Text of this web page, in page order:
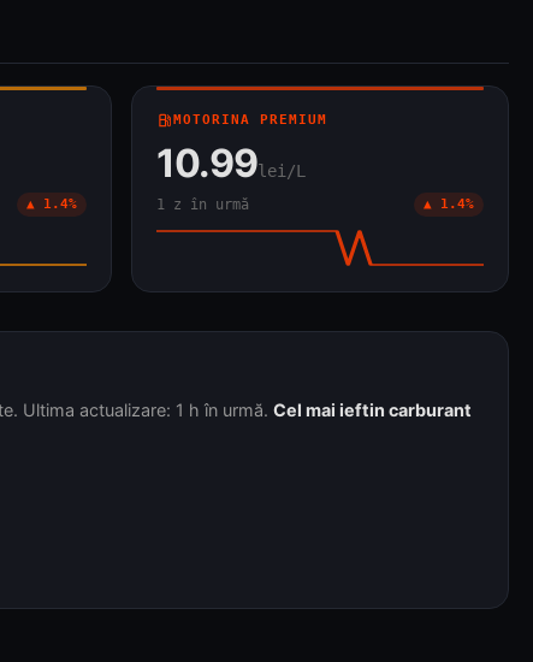
▲ 1.4%
local_gas_stationMOTORINA PREMIUM
10.99lei/L
1 z în urmă ▲ 1.4%
Ultima actualizare: 1 h în urmă. Cel mai ieftin carburant